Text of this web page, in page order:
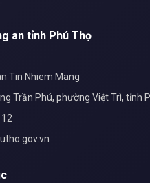
an tỉnh Phú Thọ
Trần Phú, phường Việt Trì, tỉnh